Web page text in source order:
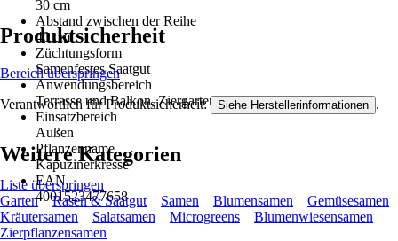
30 cm
Abstand zwischen der Reihe
40 cm
Züchtungsform
Samenfestes Saatgut
Anwendungsbereich
Terrasse und Balkon, Ziergarten
Einsatzbereich
Außen
Pflanzenname
Kapuzinerkresse
EAN
4001523477658
Produktsicherheit
Bereich überspringen
Verantwortlich für Produktsicherheit: Siehe Herstellerinformationen .
Weitere Kategorien
Liste überspringen
Garten
Rasen & Saatgut Samen Blumensamen
Gemüsesamen
Kräutersamen
Salatsamen Microgreens
Blumenwiesensamen
Zierpflanzensamen